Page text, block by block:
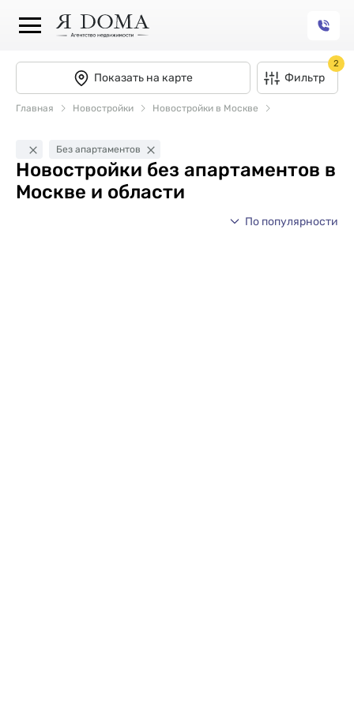
Показать на карте Фильтр
2
Главная Новостройки Новостройки в Москве
Без апартаментов
Новостройки без апартаментов в
Москве и области
По популярности